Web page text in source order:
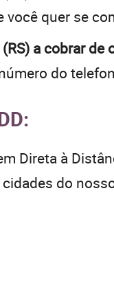
você quer se
a cobrar
do
Direta à
do